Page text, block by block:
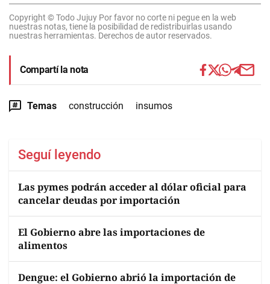
Copyright © Todo Jujuy Por favor no corte ni pegue en la web
nuestras notas, tiene la posibilidad de redistribuirlas usando
nuestras herramientas. Derechos de autor reservados.
Compartí la nota
Temas construcción insumos
Seguí leyendo
Las pymes podrán acceder al dólar oficial para
cancelar deudas por importación
El Gobierno abre las importaciones de
alimentos
Dengue: el Gobierno abrió la importación de